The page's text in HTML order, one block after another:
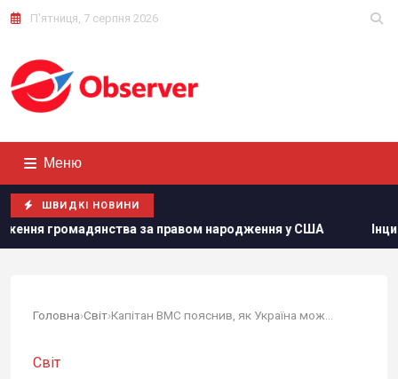
П'ятниця, 7 серпня 2026
Меню
ШВИДКІ НОВИНИ
народження у США Інцидент у Лейпцигу: у
Головна›Світ›
Світ